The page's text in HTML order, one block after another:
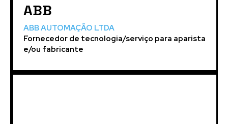
ABB
ABB AUTOMAÇÃO LTDA
Fornecedor de tecnologia/serviço para aparista
e/ou fabricante